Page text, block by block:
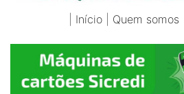
Início Quem somos